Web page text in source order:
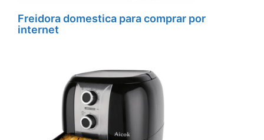
Freidora domestica para comprar por
internet